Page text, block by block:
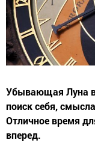
Убывающая Луна в
поиск себя,
Отличное время
вперед.